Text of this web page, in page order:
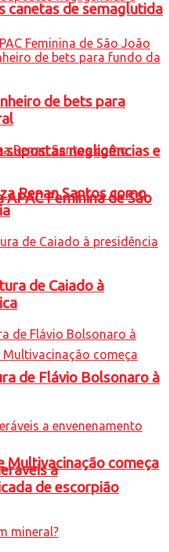
supostas negligências e
Feminina de São
Multivacinação começa
canetas de semaglutida
de bets para
Renan Santos como
de Caiado à
de Flávio Bolsonaro à
a
de escorpião